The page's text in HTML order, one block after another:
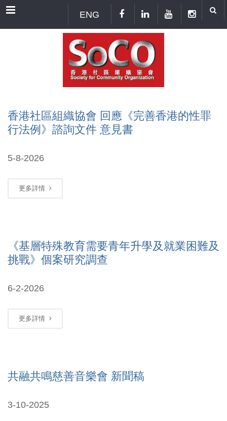
Menu ENG
香港社區組織協會 回應《完善香港的性罪
行法例》諮詢文件 意見書
5-8-2026
更多詳情
《基層特殊教育需要青年升學及就業困難及
挑戰》個案研究調查
6-2-2026
更多詳情
共融共鳴慈善音樂會 新聞稿
3-10-2025